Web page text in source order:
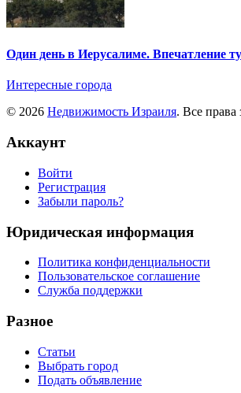
Один день в Иерусалиме. Впечатление
Интересные города
© 2026 Недвижимость Израиля. Все
Аккаунт
Войти
Регистрация
Забыли пароль?
Юридическая информация
Политика конфиденциальности
Пользовательское соглашение
Служба поддержки
Разное
Статьи
Выбрать город
Подать объявление